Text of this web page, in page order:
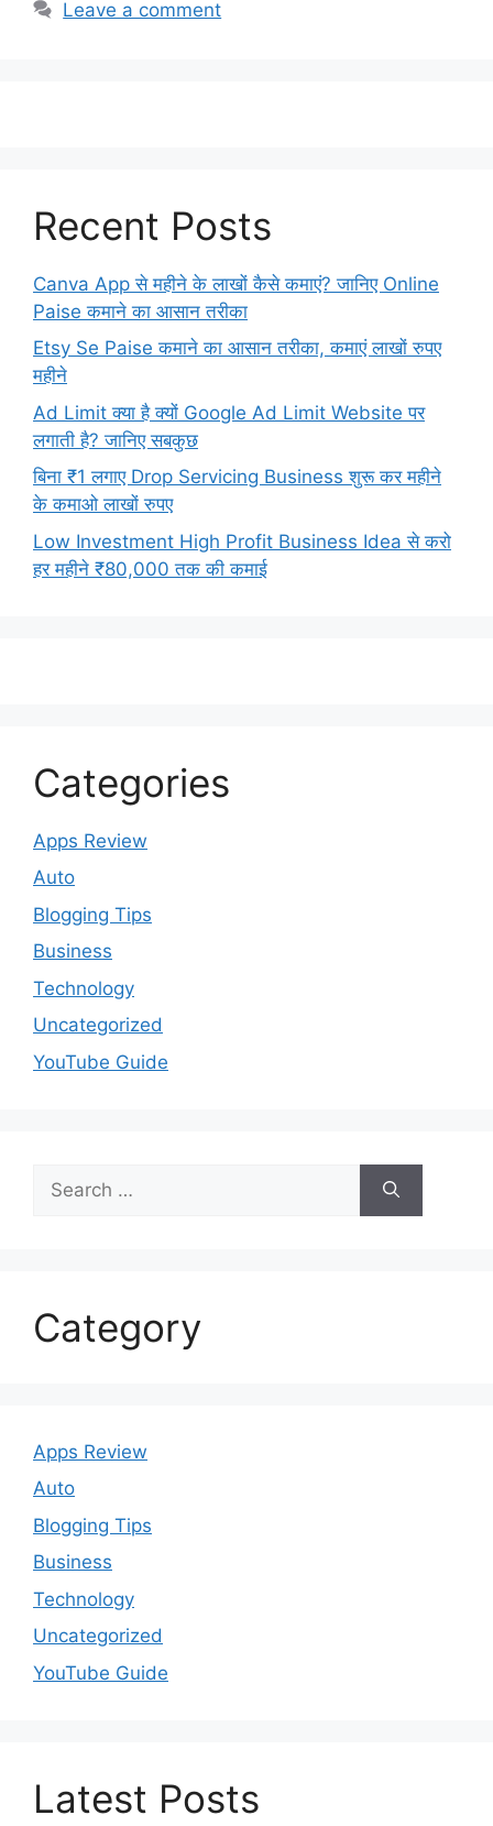
Leave a comment
Recent Posts
Canva App से महीने के लाखों कैसे कमाएं? जानिए Online
Paise कमाने का आसान तरीका
Etsy Se Paise कमाने का आसान तरीका, कमाएं लाखों रुपए
महीने
Ad Limit क्या है क्यों Google Ad Limit Website पर
लगाती है? जानिए सबकुछ
बिना ₹1 लगाए Drop Servicing Business शुरू कर महीने
के कमाओ लाखों रुपए
Low Investment High Profit Business Idea से करो
हर महीने ₹80,000 तक की कमाई
Categories
Apps Review
Auto
Blogging Tips
Business
Technology
Uncategorized
YouTube Guide
for:
Category
Apps Review
Auto
Blogging Tips
Business
Technology
Uncategorized
YouTube Guide
Latest Posts